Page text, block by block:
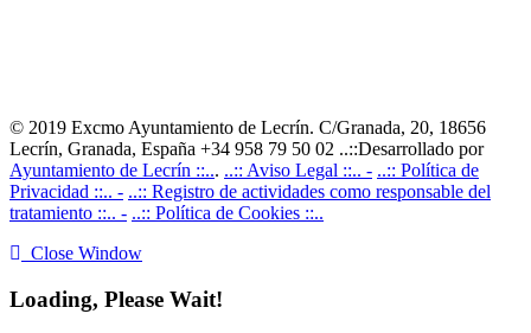
© 2019 Excmo Ayuntamiento de Lecrín. C/Granada, 20, 18656
Lecrín, Granada, España +34 958 79 50 02 ..::Desarrollado por
Ayuntamiento de Lecrín ::... ..:: Aviso Legal ::.. - ..:: Política de
Privacidad ::.. - ..:: Registro de actividades como responsable del
tratamiento ::.. - ..:: Política de Cookies ::..
Close Window
Loading, Please Wait!